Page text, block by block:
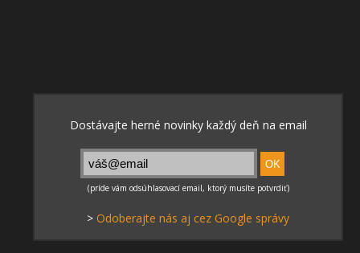
> Odoberajte nás aj cez Google správy